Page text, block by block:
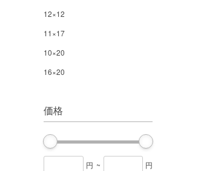
12×12
11×17
10×20
16×20
価格
円 ~ 円